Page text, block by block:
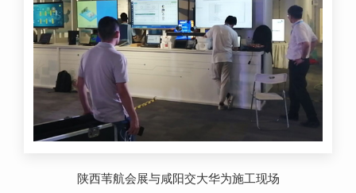
陕西苇航会展与咸阳交大华为施工现场